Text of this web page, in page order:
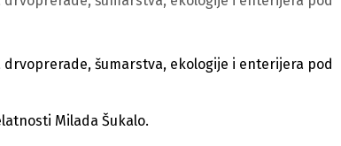
drvoprerade, šumarstva, ekologije i enterijera pod
Milada Šukalo.